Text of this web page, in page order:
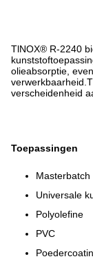
TlNOX® R-2240
olieabsorptie,
verscheidenheid
Toepassingen
Masterbatch
Universale
Polyolefine
PVC